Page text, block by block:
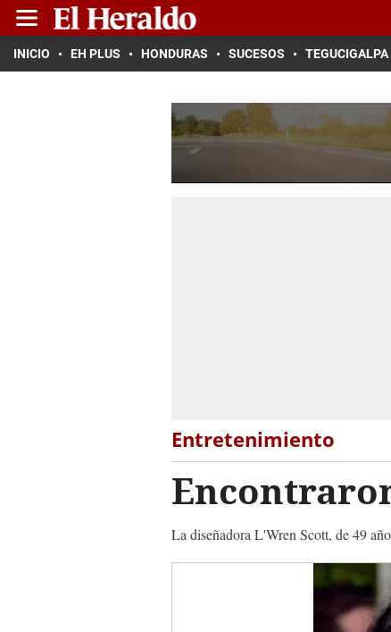
INICIO EH PLUS HONDURAS SUCESOS TEGUCIGALPA
Entretenimiento
La diseñadora L'Wren Scott, de 49